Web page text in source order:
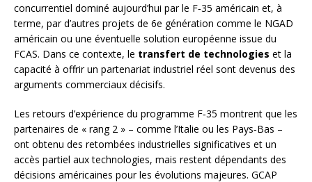
concurrentiel dominé aujourd’hui par le F‑35 américain et, à
terme, par d’autres projets de 6e génération comme le NGAD
américain ou une éventuelle solution européenne issue du
FCAS. Dans ce contexte, le transfert de technologies et la
capacité à offrir un partenariat industriel réel sont devenus des
arguments commerciaux décisifs.
Les retours d’expérience du programme F‑35 montrent que les
partenaires de « rang 2 » – comme l’Italie ou les Pays‑Bas –
ont obtenu des retombées industrielles significatives et un
accès partiel aux technologies, mais restent dépendants des
décisions américaines pour les évolutions majeures. GCAP